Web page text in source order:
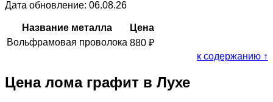
Дата обновление: 06.08.26
Название металла
Цена
Вольфрамовая проволока 880 ₽
к содержанию ↑
Цена лома графит в Лухе